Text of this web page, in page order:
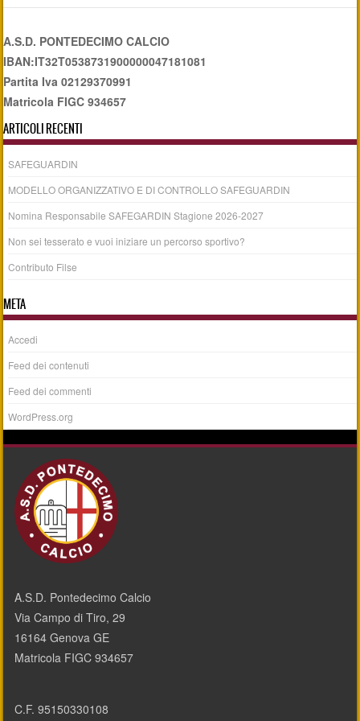
A.S.D. PONTEDECIMO CALCIO
IBAN:IT32T0538731900000047181081
Partita Iva 02129370991
Matricola FIGC 934657
ARTICOLI RECENTI
SAFEGUARDIN
MODELLO ORGANIZZATIVO E DI CONTROLLO SAFEGUARDIN
Nomina Responsabile SAFEGARDIN Stagione 2026-2027
Non sei tesserato e vuoi iniziare un percorso sportivo?
Contributo Filse
META
Accedi
Feed dei contenuti
Feed dei commenti
WordPress.org
A.S.D. Pontedecimo Calcio
Via Campo di Tiro, 29
16164 Genova GE
Matricola FIGC 934657
C.F. 95150330108